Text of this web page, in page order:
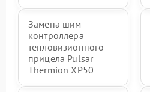
Замена шим
контроллера
тепловизионного
прицела Pulsar
Thermion XP50